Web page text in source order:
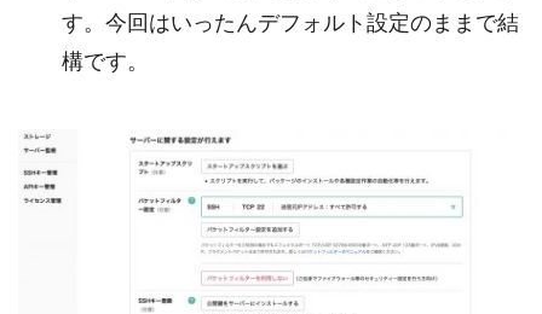
す。今回はいったんデフォルト設定のままで結
構です。